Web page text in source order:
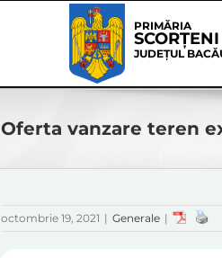
PRIMĂRIA
SCORȚENI
JUDEȚUL
Oferta vanzare teren
octombrie 19, 2021 | Generale |